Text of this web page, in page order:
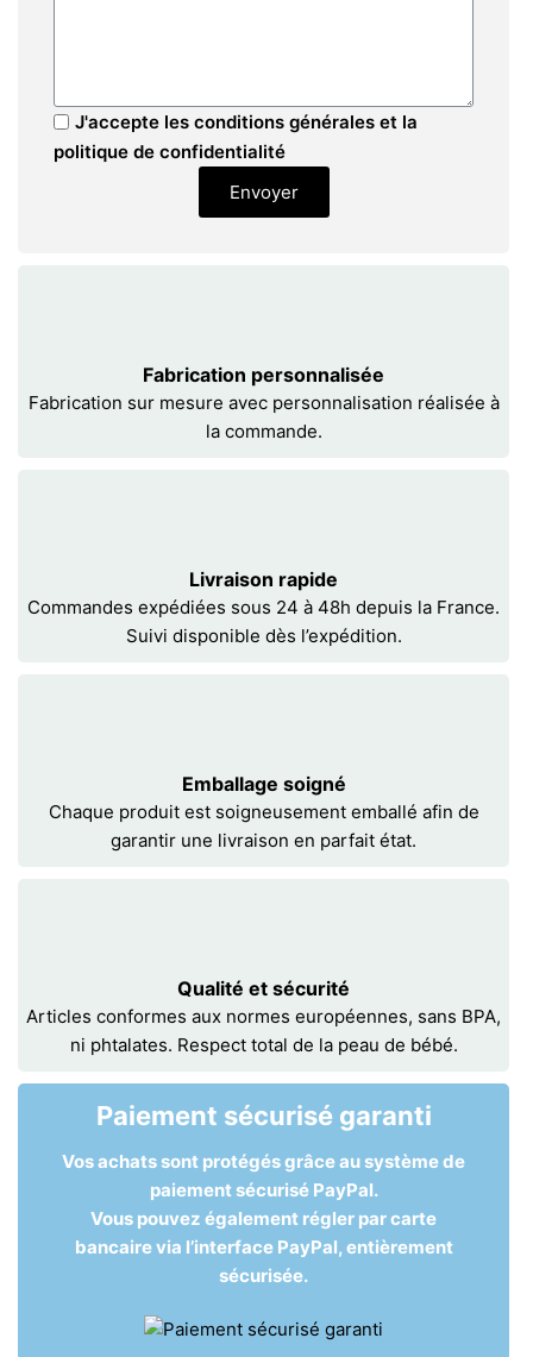
J'accepte les conditions générales et la
politique de confidentialité
Envoyer
Fabrication personnalisée
Fabrication sur mesure avec personnalisation réalisée à
la commande.
Livraison rapide
Commandes expédiées sous 24 à 48h depuis la France.
Suivi disponible dès l’expédition.
Emballage soigné
Chaque produit est soigneusement emballé afin de
garantir une livraison en parfait état.
Qualité et sécurité
Articles conformes aux normes européennes, sans BPA,
ni phtalates. Respect total de la peau de bébé.
Paiement sécurisé garanti
Vos achats sont protégés grâce au système de
paiement sécurisé PayPal.
Vous pouvez également régler par carte
bancaire via l’interface PayPal, entièrement
sécurisée.